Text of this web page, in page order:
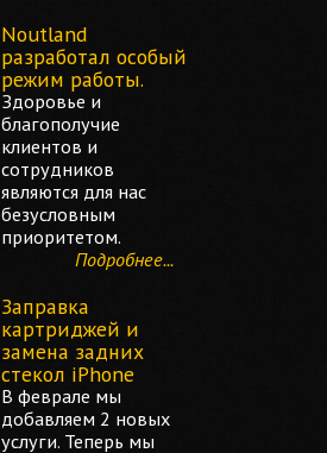
Noutland
разработал особый
режим работы.
Здоровье и
благополучие
клиентов и
сотрудников
являются для нас
безусловным
приоритетом.
Подробнее...
Заправка
картриджей и
замена задних
стекол iPhone
В феврале мы
добавляем 2 новых
услуги. Теперь мы